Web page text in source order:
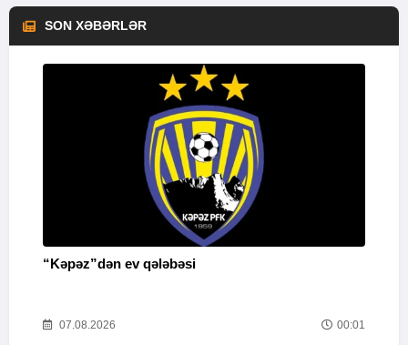
SON XƏBƏRLƏR
“Kəpəz”dən ev qələbəsi
07.08.2026 00:01